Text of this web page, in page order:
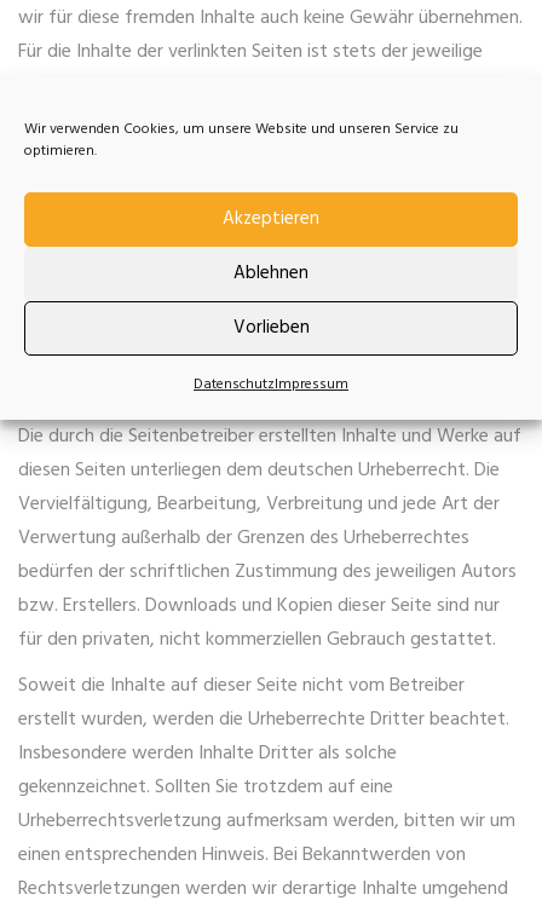
Wir verwenden Cookies, um unsere Website und unseren Service zu
optimieren.
Akzeptieren
Ablehnen
Vorlieben
DatenschutzImpressum
wir für diese fremden Inhalte auch keine Gewähr übernehmen.
Für die Inhalte der verlinkten Seiten ist stets der jeweilige
verlinkten Seiten wurden zum Zeitpunkt der Verlinkung auf
mögliche Rechtsverstöße überprüft. Rechtswidrige Inhalte
waren zum Zeitpunkt der Verlinkung nicht erkennbar.
Eine permanente inhaltliche Kontrolle der verlinkten Seiten ist
jedoch ohne konkrete Anhaltspunkte einer Rechtsverletzung
nicht zumutbar. Bei Bekanntwerden von Rechtsverletzungen
werden wir derartige Links umgehend entfernen.
Urheberrecht
Die durch die Seitenbetreiber erstellten Inhalte und Werke auf
diesen Seiten unterliegen dem deutschen Urheberrecht. Die
Vervielfältigung, Bearbeitung, Verbreitung und jede Art der
Verwertung außerhalb der Grenzen des Urheberrechtes
bedürfen der schriftlichen Zustimmung des jeweiligen Autors
bzw. Erstellers. Downloads und Kopien dieser Seite sind nur
für den privaten, nicht kommerziellen Gebrauch gestattet.
Soweit die Inhalte auf dieser Seite nicht vom Betreiber
erstellt wurden, werden die Urheberrechte Dritter beachtet.
Insbesondere werden Inhalte Dritter als solche
gekennzeichnet. Sollten Sie trotzdem auf eine
Urheberrechtsverletzung aufmerksam werden, bitten wir um
einen entsprechenden Hinweis. Bei Bekanntwerden von
Rechtsverletzungen werden wir derartige Inhalte umgehend